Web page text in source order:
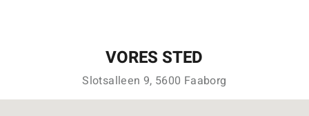
VORES STED
Slotsalleen 9, 5600 Faaborg